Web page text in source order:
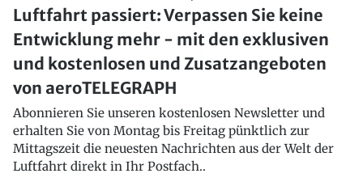
Luftfahrt passiert: Verpassen Sie keine
Entwicklung mehr - mit den exklusiven
und kostenlosen und Zusatzangeboten
von aeroTELEGRAPH
Abonnieren Sie unseren kostenlosen Newsletter und
erhalten Sie von Montag bis Freitag pünktlich zur
Mittagszeit die neuesten Nachrichten aus der Welt der
Luftfahrt direkt in Ihr Postfach..